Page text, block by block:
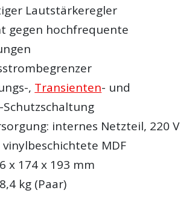
Lautstärkeregler
gegen hochfrequente
, Transienten- und
Schutzschaltung
internes Netzteil, 220 V
vinylbeschichtete MDF
x 174 x 193 mm
kg (Paar)